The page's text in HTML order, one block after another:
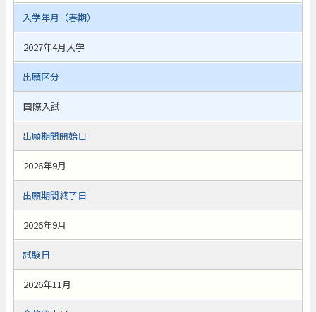
入学年月（春期）
2027年4月入学
出願区分
国際入試
出願期間開始日
2026年9月
出願期間終了日
2026年9月
試験日
2026年11月